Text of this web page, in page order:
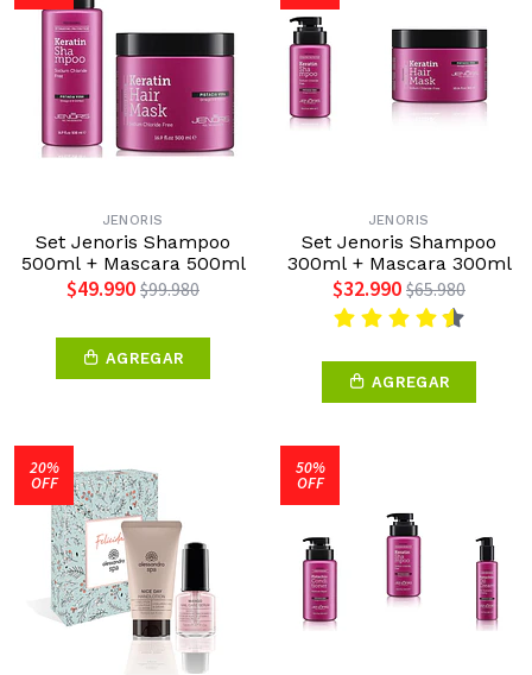
JENORIS
Set Jenoris Shampoo
500ml + Mascara 500ml
$49.990 $99.980
AGREGAR
JENORIS
Set Jenoris Shampoo
300ml + Mascara 300ml
$32.990 $65.980
AGREGAR
20%
OFF
50%
OFF